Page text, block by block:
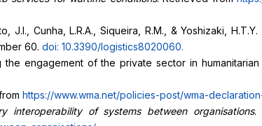
J.I., Cunha, L.R.A., Siqueira, R.M., & Yoshizaki,
60. doi: 10.3390/logistics8020060.
the engagement of the private sector in
https://www.wma.net/policies-post/wma-
interoperability of systems between organisations.